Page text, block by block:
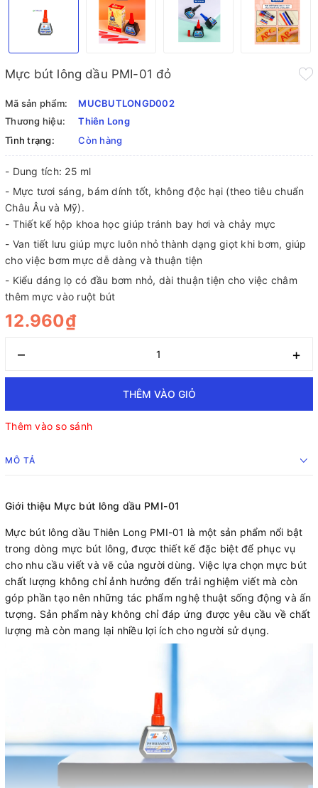
Mực bút lông dầu PMI-01 đỏ
Mã sản phẩm:
MUCBUTLONGD002
Thương hiệu:
Thiên Long
Tình trạng:
Còn hàng
- Dung tích: 25 ml
- Mực tươi sáng, bám dính tốt, không độc hại (theo tiêu chuẩn
Châu Âu và Mỹ).
- Thiết kế hộp khoa học giúp tránh bay hơi và chảy mực
- Van tiết lưu giúp mực luôn nhỏ thành dạng giọt khi bơm, giúp
cho việc bơm mực dễ dàng và thuận tiện
- Kiểu dáng lọ có đầu bơm nhỏ, dài thuận tiện cho việc châm
thêm mực vào ruột bút
12.960₫
– +
THÊM VÀO GIỎ
Thêm vào so sánh
MÔ TẢ
Giới thiệu Mực bút lông dầu PMI-01
Mực bút lông dầu Thiên Long PMI-01 là một sản phẩm nổi bật
trong dòng mực bút lông, được thiết kế đặc biệt để phục vụ
cho nhu cầu viết và vẽ của người dùng. Việc lựa chọn mực bút
chất lượng không chỉ ảnh hưởng đến trải nghiệm viết mà còn
góp phần tạo nên những tác phẩm nghệ thuật sống động và ấn
tượng. Sản phẩm này không chỉ đáp ứng được yêu cầu về chất
lượng mà còn mang lại nhiều lợi ích cho người sử dụng.